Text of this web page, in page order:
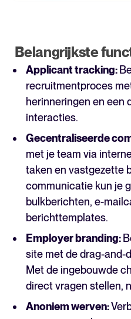
Belangrijkste
Applicant tracking:
recruitmentproces
herinneringen en een
interacties.
Gecentraliseerde
met je team via
taken en vastgezette
communicatie kun je
bulkberichten, e-
berichttemplates.
Employer branding:
site met de drag-and-
Met de ingebouwde
direct vragen stellen,
Anoniem werven: